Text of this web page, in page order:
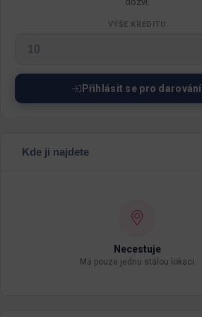
VÝŠE KREDITU
Přihlásit se pro darování
Kde ji najdete
Necestuje
Má pouze jednu stálou lokaci